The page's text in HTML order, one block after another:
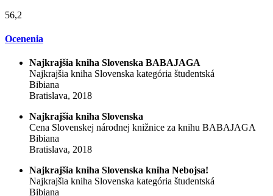
56,2
Ocenenia
Najkrajšia kniha Slovenska BABAJAGA
Najkrajšia kniha Slovenska kategória študentská
Bibiana
Bratislava, 2018
Najkrajšia kniha Slovenska
Cena Slovenskej národnej knižnice za knihu BABAJAGA
Bibiana
Bratislava, 2018
Najkrajšia kniha Slovenska kniha Nebojsa!
Najkrajšia kniha Slovenska kategória študentská
Bibiana